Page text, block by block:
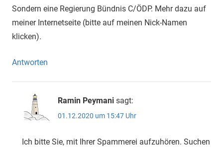
Sondern eine Regierung Bündnis C/ÖDP. Mehr dazu auf
meiner Internetseite (bitte auf meinen Nick-Namen
klicken).
Antworten
Ramin Peymani sagt:
01.12.2020 um 15:47 Uhr
Ich bitte Sie, mit Ihrer Spammerei aufzuhören. Suchen